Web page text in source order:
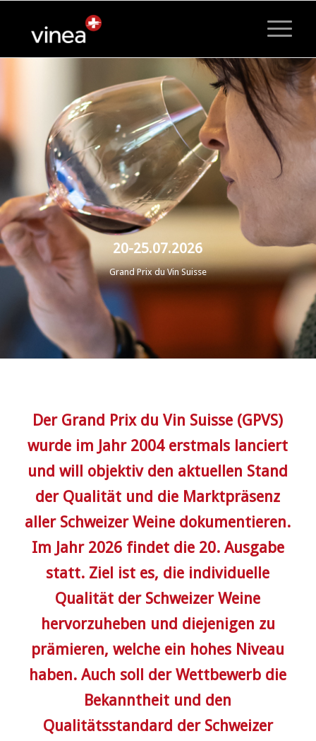
20-25.07.2026
Grand Prix du Vin Suisse
Der Grand Prix du Vin Suisse (GPVS)
wurde im Jahr 2004 erstmals lanciert
und will objektiv den aktuellen Stand
der Qualität und die Marktpräsenz
aller Schweizer Weine dokumentieren.
Im Jahr 2026 findet die 20. Ausgabe
statt. Ziel ist es, die individuelle
Qualität der Schweizer Weine
hervorzuheben und diejenigen zu
prämieren, welche ein hohes Niveau
haben. Auch soll der Wettbewerb die
Bekanntheit und den
Qualitätsstandard der Schweizer